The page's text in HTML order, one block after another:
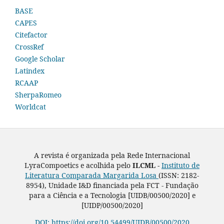
BASE
CAPES
Citefactor
CrossRef
Google Scholar
Latindex
RCAAP
SherpaRomeo
Worldcat
A revista é organizada pela Rede Internacional
LyraCompoetics e acolhida pelo ILCML - Instituto de
Literatura Comparada Margarida Losa (ISSN: 2182-
8954), Unidade I&D financiada pela FCT - Fundação
para a Ciência e a Tecnologia [UIDB/00500/2020] e
[UIDP/00500/2020]